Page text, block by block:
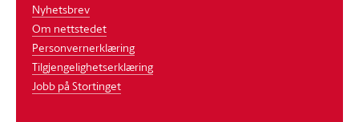
Nyhetsbrev
Om nettstedet
Personvernerklæring
Tilgjengelighetserklæring
Jobb på Stortinget